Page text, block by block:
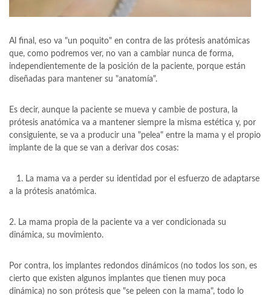
Al final, eso va "un poquito" en contra de las prótesis anatómicas
que, como podremos ver, no van a cambiar nunca de forma,
independientemente de la posición de la paciente, porque están
diseñadas para mantener su "anatomía".
Es decir, aunque la paciente se mueva y cambie de postura, la
prótesis anatómica va a mantener siempre la misma estética y, por
consiguiente, se va a producir una "pelea" entre la mama y el propio
implante de la que se van a derivar dos cosas:
1. La mama va a perder su identidad por el esfuerzo de adaptarse
a la prótesis anatómica.
2. La mama propia de la paciente va a ver condicionada su
dinámica, su movimiento.
Por contra, los implantes redondos dinámicos (no todos los son, es
cierto que existen algunos implantes que tienen muy poca
dinámica) no son prótesis que "se peleen con la mama", todo lo